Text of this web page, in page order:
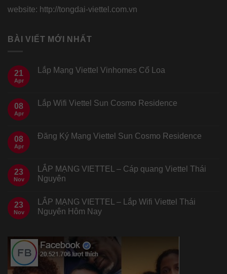
website: http://tongdai-viettel.com.vn
BÀI VIẾT MỚI NHẤT
21
Apr
Lắp Mạng Viettel Vinhomes Cổ Loa
08
Apr
Lắp Wifi Viettel Sun Cosmo Residence
08
Apr
Đăng Ký Mạng Viettel Sun Cosmo Residence
23
Nov
LẮP MẠNG VIETTEL – Cáp quang Viettel Thái
Nguyên
23
Nov
LẮP MẠNG VIETTEL – Lắp Wifi Viettel Thái
Nguyên Hôm Nay